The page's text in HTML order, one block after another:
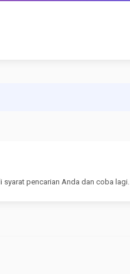
pencarian Anda dan coba lagi.